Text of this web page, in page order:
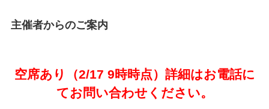
主催者からのご案内
空席あり（2/17 9時時点）詳細はお電話に
てお問い合わせください。